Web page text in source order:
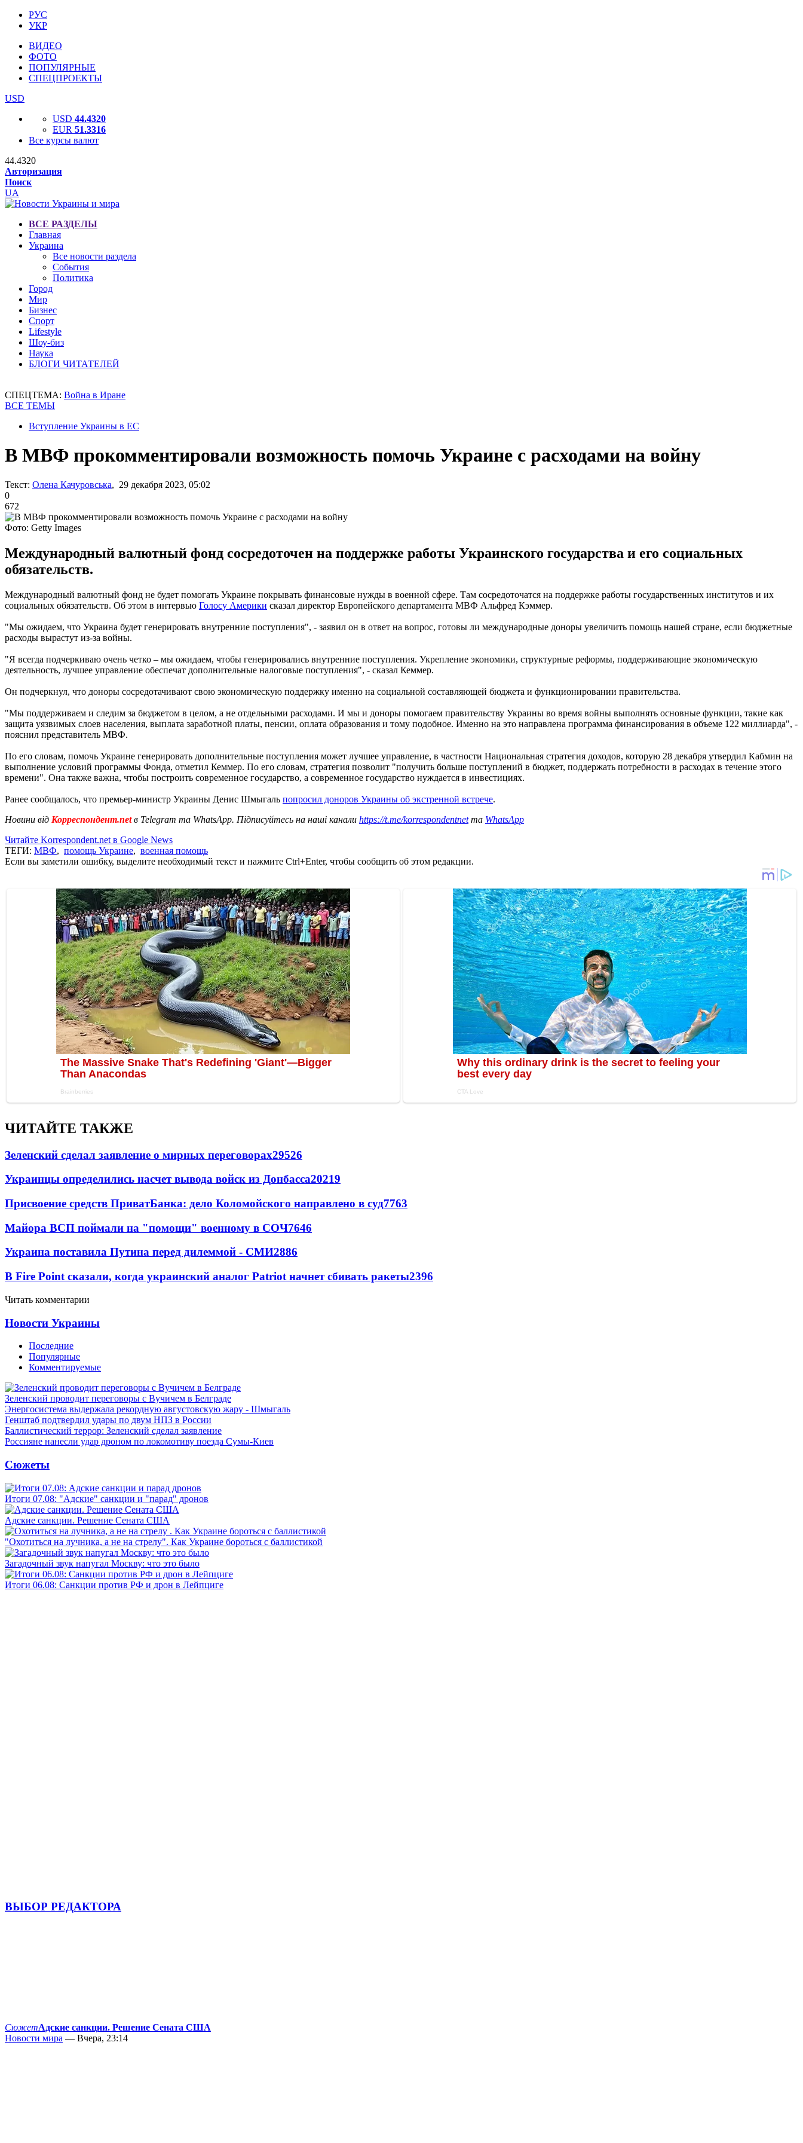
РУС
УКР
ВИДЕО
ФОТО
ПОПУЛЯРНЫЕ
СПЕЦПРОЕКТЫ
USD
USD 44.4320
EUR 51.3316
Все курсы валют
44.4320
Авторизация
Поиск
UA
ВСЕ РАЗДЕЛЫ
Главная
Украина
Все новости раздела
События
Политика
Город
Мир
Бизнес
Спорт
Lifestyle
Шоу-биз
Наука
БЛОГИ ЧИТАТЕЛЕЙ
СПЕЦТЕМА: Война в Иране
ВСЕ ТЕМЫ
Вступление Украины в ЕС
В МВФ прокомментировали возможность помочь Украине с расходами на войну
Текст: Олена Качуровська, 29 декабря 2023, 05:02
0
672
Фото: Getty Images
Международный валютный фонд сосредоточен на поддержке работы Украинского государства и его социальных
обязательств.
Международный валютный фонд не будет помогать Украине покрывать финансовые нужды в военной сфере. Там сосредоточатся на поддержке работы государственных институтов и их
социальных обязательств. Об этом в интервью Голосу Америки сказал директор Европейского департамента МВФ Альфред Кэммер.
"Мы ожидаем, что Украина будет генерировать внутренние поступления", - заявил он в ответ на вопрос, готовы ли международные доноры увеличить помощь нашей стране, если бюджетные
расходы вырастут из-за войны.
"Я всегда подчеркиваю очень четко – мы ожидаем, чтобы генерировались внутренние поступления. Укрепление экономики, структурные реформы, поддерживающие экономическую
деятельность, лучшее управление обеспечат дополнительные налоговые поступления", - сказал Кеммер.
Он подчеркнул, что доноры сосредотачивают свою экономическую поддержку именно на социальной составляющей бюджета и функционировании правительства.
"Мы поддерживаем и следим за бюджетом в целом, а не отдельными расходами. И мы и доноры помогаем правительству Украины во время войны выполнять основные функции, такие как
защита уязвимых слоев населения, выплата заработной платы, пенсии, оплата образования и тому подобное. Именно на это направлена программа финансирования в объеме 122 миллиарда", -
пояснил представитель МВФ.
По его словам, помочь Украине генерировать дополнительные поступления может лучшее управление, в частности Национальная стратегия доходов, которую 28 декабря утвердил Кабмин на
выполнение условий программы Фонда, отметил Кеммер. По его словам, стратегия позволит "получить больше поступлений в бюджет, поддержать потребности в расходах в течение этого
времени". Она также важна, чтобы построить современное государство, а современное государство нуждается в инвестициях.
Ранее сообщалось, что премьер-министр Украины Денис Шмыгаль попросил доноров Украины об экстренной встрече.
Новини від Корреспондент.netв Telegram та WhatsApp. Підписуйтесь на наші канали https://t.me/korrespondentnetта WhatsApp
Читайте Korrespondent.net в Google News
ТЕГИ: МВФ, помощь Украине, военная помощь
Если вы заметили ошибку, выделите необходимый текст и нажмите Ctrl+Enter, чтобы сообщить об этом редакции.
ЧИТАЙТЕ ТАКЖЕ
Зеленский сделал заявление о мирных переговорах29526
Украинцы определились насчет вывода войск из Донбасса20219
Присвоение средств ПриватБанка: дело Коломойского направлено в суд7763
Майора ВСП поймали на "помощи" военному в СОЧ7646
Украина поставила Путина перед дилеммой - СМИ2886
В Fire Point сказали, когда украинский аналог Patriot начнет сбивать ракеты2396
Читать комментарии
Новости Украины
Последние
Популярные
Комментируемые
Зеленский проводит переговоры с Вучичем в Белграде
Энергосистема выдержала рекордную августовскую жару - Шмыгаль
Генштаб подтвердил удары по двум НПЗ в России
Баллистический террор: Зеленский сделал заявление
Россияне нанесли удар дроном по локомотиву поезда Сумы-Киев
Сюжеты
Итоги 07.08: "Адские" санкции и "парад" дронов
Адские санкции. Решение Сената США
"Охотиться на лучника, а не на стрелу". Как Украине бороться с баллистикой
Загадочный звук напугал Москву: что это было
Итоги 06.08: Санкции против РФ и дрон в Лейпциге
ВЫБОР РЕДАКТОРА
СюжетАдские санкции. Решение Сената США
Новости мира — Вчера, 23:14